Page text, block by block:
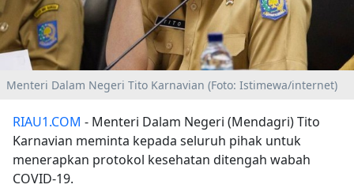
Menteri Dalam Negeri Tito Karnavian (Foto: Istimewa/internet)
RIAU1.COM - Menteri Dalam Negeri (Mendagri) Tito
Karnavian meminta kepada seluruh pihak untuk
menerapkan protokol kesehatan ditengah wabah
COVID-19.